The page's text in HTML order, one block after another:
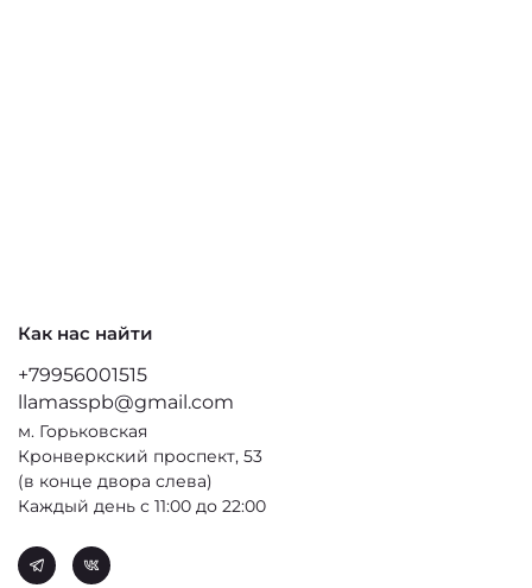
Как нас найти
+79956001515
llamasspb@gmail.com
м. Горьковская
Кронверкский проспект, 53
(в конце двора слева)
Каждый день с 11:00 до 22:00